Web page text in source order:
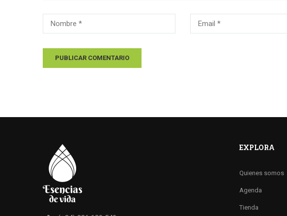
EXPLORA
Quienes somos
Agenda
Tienda